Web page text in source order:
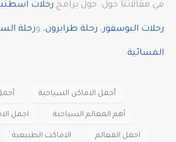
في مقالاتنا حول: حول برامج رحلات
رحلات البوسفور، رحلة طرابزون، ورحلة
المسائية.
أجمل الاماكن السياحية
أهم المعالم السياحية اجمل
احمل المعالم الاماكت الطبيعية